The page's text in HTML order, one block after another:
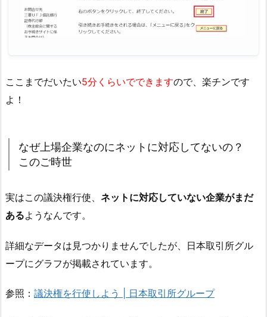
ここまでだいたい5分くらいでできますので、楽チンです
よ！
なぜ上場企業なのにネットに対応してないの？
このご時世
実はこの議決権行使、 ネットに対応していない企業がまだ
あるようなんです。
詳細なデータは見つかりませんでしたが、日本取引所グル
ープにグラフが掲載されています。
参照： 議決権を行使しよう | 日本取引所グループ